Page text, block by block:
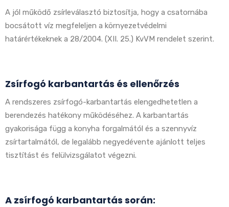
A jól működő zsírleválasztó biztosítja, hogy a csatornába
bocsátott víz megfeleljen a környezetvédelmi
határértékeknek a 28/2004. (XII. 25.) KvVM rendelet szerint.
Zsírfogó karbantartás és ellenőrzés
A rendszeres zsírfogó-karbantartás elengedhetetlen a
berendezés hatékony működéséhez. A karbantartás
gyakorisága függ a konyha forgalmától és a szennyvíz
zsírtartalmától, de legalább negyedévente ajánlott teljes
tisztítást és felülvizsgálatot végezni.
A zsírfogó karbantartás során: